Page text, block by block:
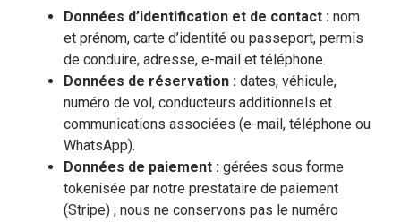
Données d’identification et de contact : nom
et prénom, carte d’identité ou passeport, permis
de conduire, adresse, e-mail et téléphone.
Données de réservation : dates, véhicule,
numéro de vol, conducteurs additionnels et
communications associées (e-mail, téléphone ou
WhatsApp).
Données de paiement : gérées sous forme
tokenisée par notre prestataire de paiement
(Stripe) ; nous ne conservons pas le numéro